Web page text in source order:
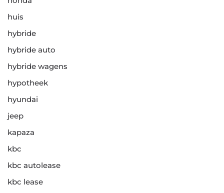
huis
hybride
hybride auto
hybride wagens
hypotheek
hyundai
jeep
kapaza
kbc
kbc autolease
kbc lease